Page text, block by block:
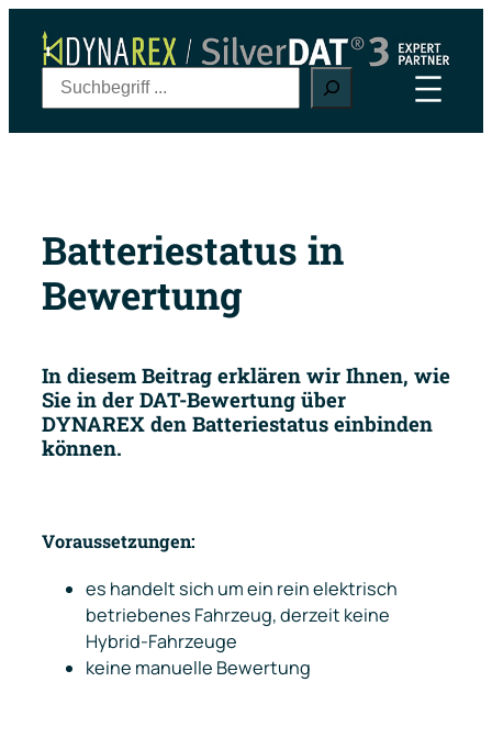
Inhalt
springen
u
c
Batteriestatus in
Bewertung
In diesem Beitrag erklären wir Ihnen, wie
Sie in der DAT-Bewertung über
DYNAREX den Batteriestatus einbinden
können.
Voraussetzungen:
es handelt sich um ein rein elektrisch
betriebenes Fahrzeug, derzeit keine
Hybrid-Fahrzeuge
keine manuelle Bewertung